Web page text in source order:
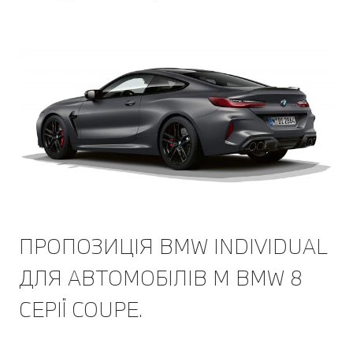
ПРОПОЗИЦІЯ BMW INDIVIDUAL
ДЛЯ АВТОМОБІЛІВ M BMW 8
СЕРІЇ COUPE.